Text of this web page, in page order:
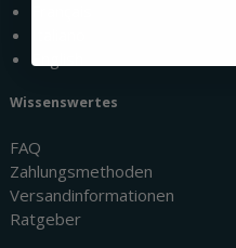
English
Wissenswertes
FAQ
Zahlungsmethoden
Versandinformationen
Ratgeber